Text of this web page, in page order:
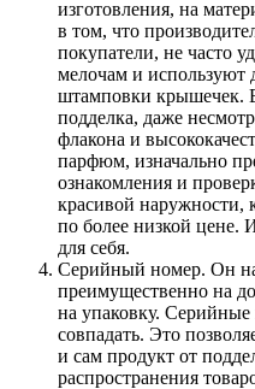
изготовления, на
в том, что
покупатели, не часто
мелочам и используют
штамповки крышечек.
подделка, даже
флакона и
парфюм, изначально
ознакомления и
красивой наружности,
по более низкой цене.
для себя.
Серийный номер. Он
преимущественно на
на упаковку.
совпадать. Это
и сам продукт от
распространения